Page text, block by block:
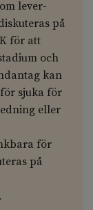
lever-
på
för att
och
kan
sjuka för
eller
för
på